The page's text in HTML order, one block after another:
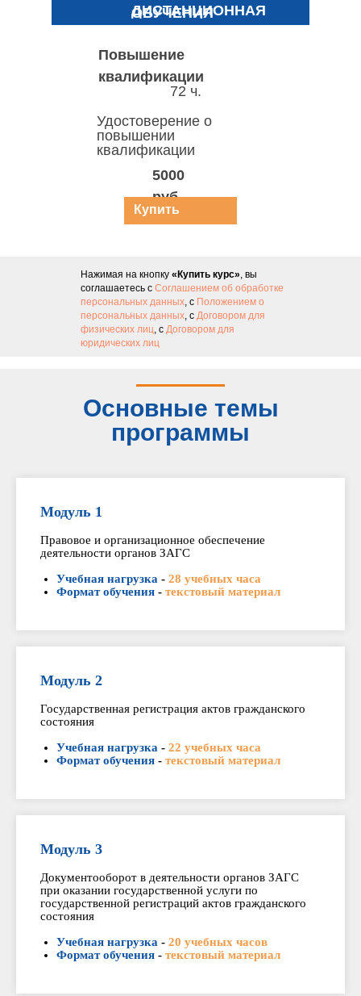
ОБУЧЕНИЯ
ДИСТАНЦИОННАЯ
Повышение
квалификации
Удостоверение о
повышении
квалификации
72 ч.
5000
руб.
Купить
курс
Нажимая на кнопку «Купить курс», вы
соглашаетесь с Соглашением об обработке
персональных данных, с Положением о
персональных данных, с Договором для
физических лиц, с Договором для
юридических лиц
Основные темы
программы
Модуль 1
Правовое и организационное обеспечение
деятельности органов ЗАГС
Учебная нагрузка - 28 учебных часа
Формат обучения - текстовый материал
Модуль 2
Государственная регистрация актов гражданского
состояния
Учебная нагрузка - 22 учебных часа
Формат обучения - текстовый материал
Модуль 3
Документооборот в деятельности органов ЗАГС
при оказании государственной услуги по
государственной регистраций актов гражданского
состояния
Учебная нагрузка - 20 учебных часов
Формат обучения - текстовый материал